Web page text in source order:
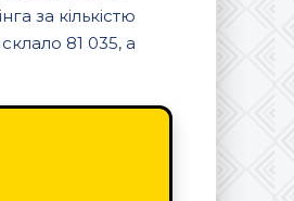
за кількістю
81 035, а